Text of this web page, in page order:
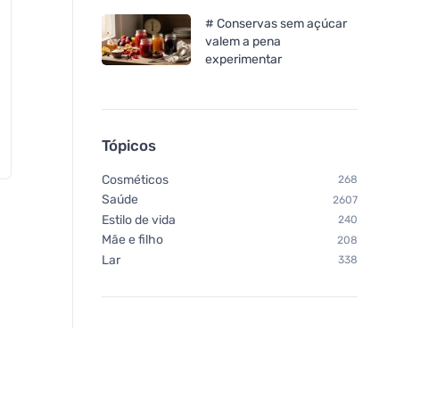
# Conservas sem açúcar
valem a pena
experimentar
Tópicos
Cosméticos 268
Saúde 2607
Estilo de vida 240
Mãe e filho 208
Lar 338